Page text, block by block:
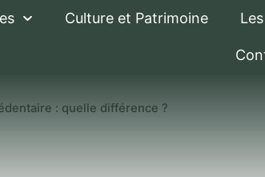
Culture et Patrimoine
: quelle différence ?